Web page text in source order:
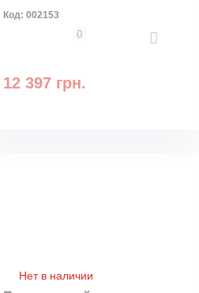
Код: 002153
0
12 397 грн.
Нет в наличии